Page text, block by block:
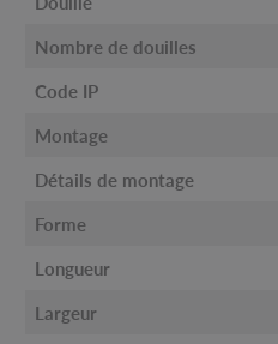
Nombre de douilles
Code IP
Montage
Détails de montage
Forme
Longueur
Largeur